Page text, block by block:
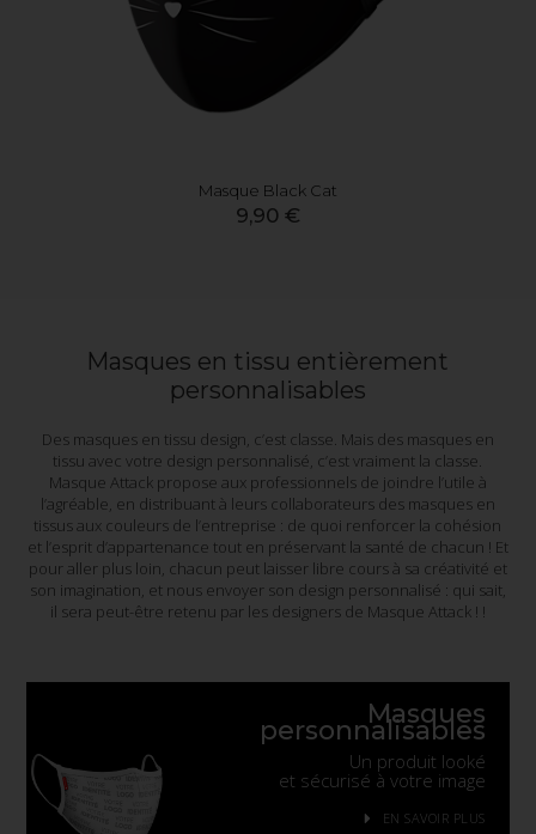
Masque Black Cat
9,90 €
Masques en tissu entièrement
personnalisables
Des masques en tissu design, c’est classe. Mais des masques en
tissu avec votre design personnalisé, c’est vraiment la classe.
Masque Attack propose aux professionnels de joindre l’utile à
l’agréable, en distribuant à leurs collaborateurs des masques en
tissus aux couleurs de l’entreprise : de quoi renforcer la cohésion
et l’esprit d’appartenance tout en préservant la santé de chacun ! Et
pour aller plus loin, chacun peut laisser libre cours à sa créativité et
son imagination, et nous envoyer son design personnalisé : qui sait,
il sera peut-être retenu par les designers de Masque Attack ! !
Masques
personnalisables
Un produit looké
et sécurisé à votre image
EN SAVOIR PLUS